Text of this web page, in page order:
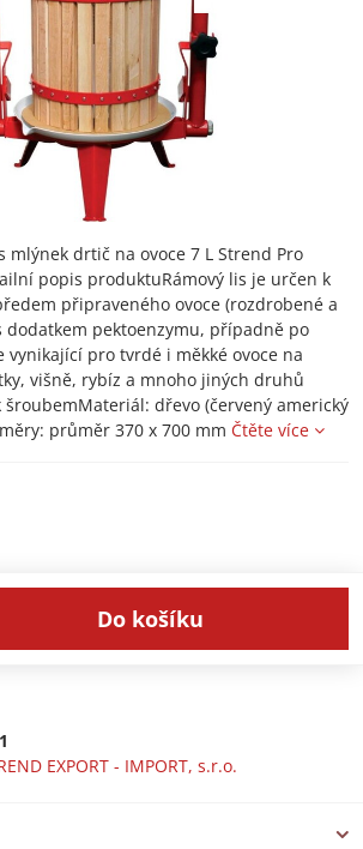
mlýnek drtič na ovoce 7 L Strend Pro
popis produktuRámový lis je určen k
připraveného ovoce (rozdrobené a
dodatkem pektoenzymu, případně po
vynikající pro tvrdé i měkké ovoce na
višně, rybíz a mnoho jiných druhů
šroubemMateriál: dřevo (červený americký
průměr 370 x 700 mm Čtěte více
Do košíku
EXPORT - IMPORT, s.r.o.